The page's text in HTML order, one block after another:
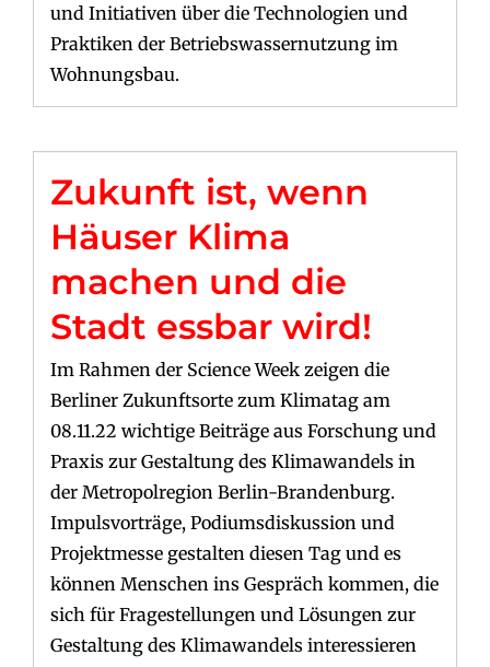
und Initiativen über die Technologien und
Praktiken der Betriebswassernutzung im
Wohnungsbau.
Zukunft ist, wenn
Häuser Klima
machen und die
Stadt essbar wird!
Im Rahmen der Science Week zeigen die
Berliner Zukunftsorte zum Klimatag am
08.11.22 wichtige Beiträge aus Forschung und
Praxis zur Gestaltung des Klimawandels in
der Metropolregion Berlin-Brandenburg.
Impulsvorträge, Podiumsdiskussion und
Projektmesse gestalten diesen Tag und es
können Menschen ins Gespräch kommen, die
sich für Fragestellungen und Lösungen zur
Gestaltung des Klimawandels interessieren